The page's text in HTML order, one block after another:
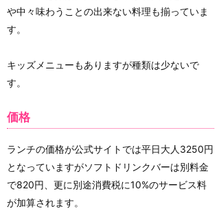
や中々味わうことの出来ない料理も揃っていま
す。
キッズメニューもありますが種類は少ないで
す。
価格
ランチの価格が公式サイトでは平日大人3250円
となっていますがソフトドリンクバーは別料金
で820円、更に別途消費税に10%のサービス料
が加算されます。